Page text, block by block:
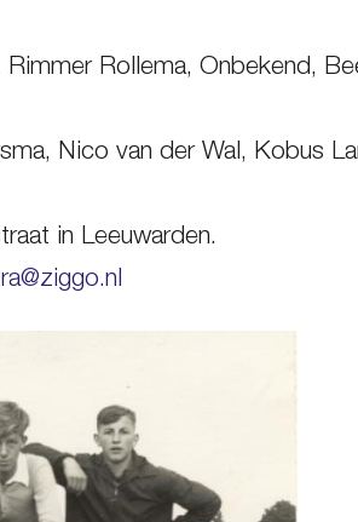
Rollema, Onbekend,
Nico van der Wal, Kobus
in Leeuwarden.